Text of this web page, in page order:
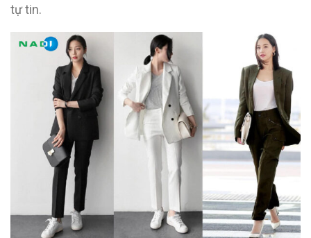
tự tin.